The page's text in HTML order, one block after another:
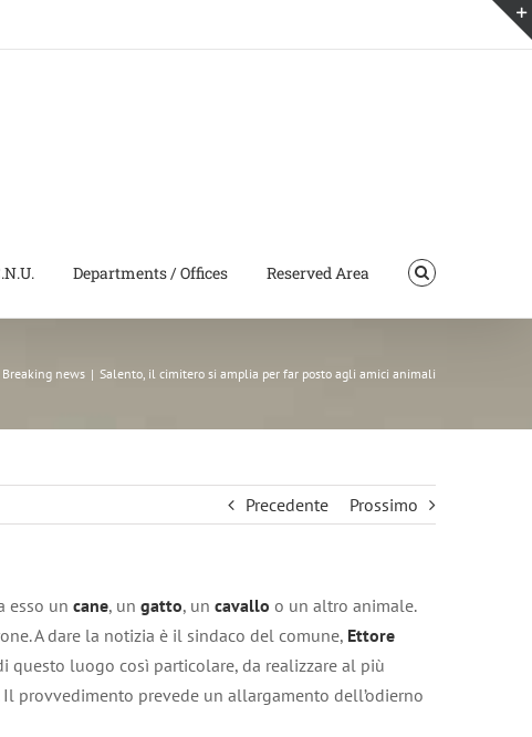
Departments / Offices Reserved Area
Breaking news | Salento, il cimitero si amplia per far posto agli amici animali
Precedente Prossimo
esso un cane, un gatto, un cavallo o un altro animale.
A dare la notizia è il sindaco del comune, Ettore
questo luogo così particolare, da realizzare al più
provvedimento prevede un allargamento dell’odierno